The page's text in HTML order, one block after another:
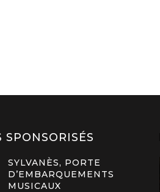
SPONSORISÉS
SYLVANÈS, PORTE
D’EMBARQUEMENTS
MUSICAUX